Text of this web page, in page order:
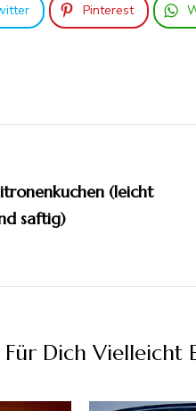
Pinterest
(leicht
saftig)
Für Dich Vielleicht